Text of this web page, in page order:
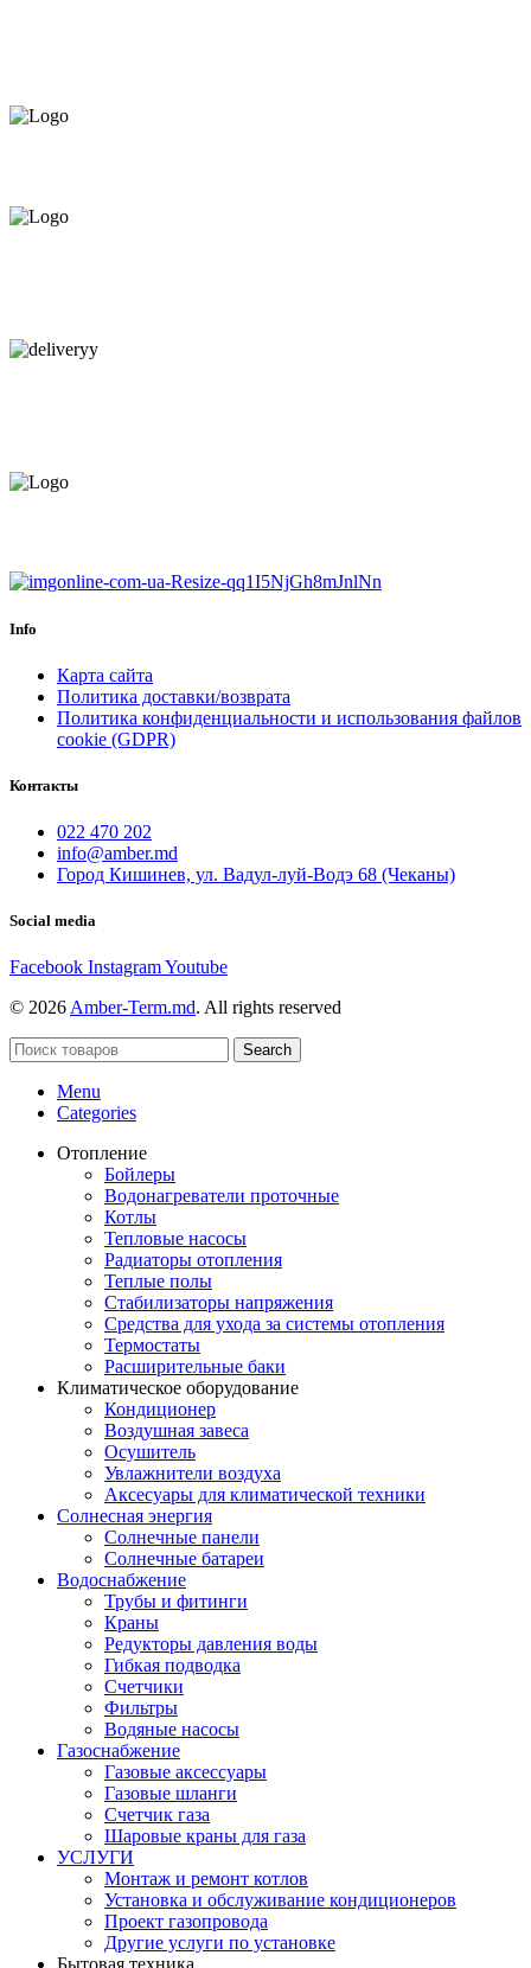
Info
Карта сайта
Политика доставки/возврата
Политика конфиденциальности и использования файлов
cookie (GDPR)
Контакты
022 470 202
info@amber.md
Город Кишинев, ул. Вадул-луй-Водэ 68 (Чеканы)
Social media
Facebook InstagramYoutube
© 2026 Amber-Term.md. All rights reserved
Search
Menu
Categories
Отопление
Бойлеры
Водонагреватели проточные
Котлы
Тепловые насосы
Радиаторы отопления
Теплые полы
Стабилизаторы напряжения
Средства для ухода за системы отопления
Термостаты
Расширительные баки
Климатическое оборудование
Кондиционер
Воздушная завеса
Осушитель
Увлажнители воздуха
Аксесуары для климатической техники
Солнесная энергия
Cолнечные панели
Солнечные батареи
Водоснабжение
Трубы и фитинги
Краны
Редукторы давления воды
Гибкая подводка
Счетчики
Фильтры
Водяные насосы
Газоснабжение
Газовые аксессуары
Газовые шланги
Счетчик газа
Шаровые краны для газа
УСЛУГИ
Монтаж и ремонт котлов
Установка и обслуживание кондиционеров
Проект газопровода
Другие услуги по установке